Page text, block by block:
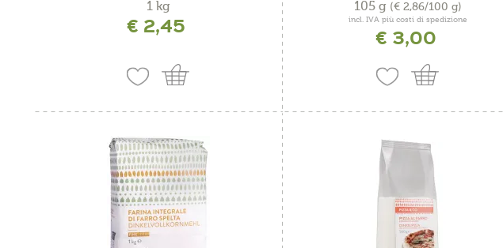
1 kg
€ 2,45
105 g (€ 2,86/100 g)
incl. IVA più costi di spedizione
€ 3,00